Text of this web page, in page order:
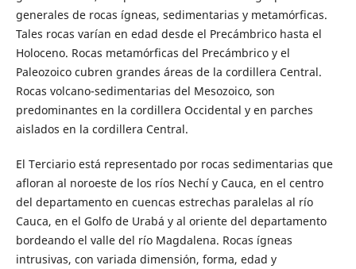
generales de rocas ígneas, sedimentarias y metamórficas.
Tales rocas varían en edad desde el Precámbrico hasta el
Holoceno. Rocas metamórficas del Precámbrico y el
Paleozoico cubren grandes áreas de la cordillera Central.
Rocas volcano-sedimentarias del Mesozoico, son
predominantes en la cordillera Occidental y en parches
aislados en la cordillera Central.
El Terciario está representado por rocas sedimentarias que
afloran al noroeste de los ríos Nechí y Cauca, en el centro
del departamento en cuencas estrechas paralelas al río
Cauca, en el Golfo de Urabá y al oriente del departamento
bordeando el valle del río Magdalena. Rocas ígneas
intrusivas, con variada dimensión, forma, edad y